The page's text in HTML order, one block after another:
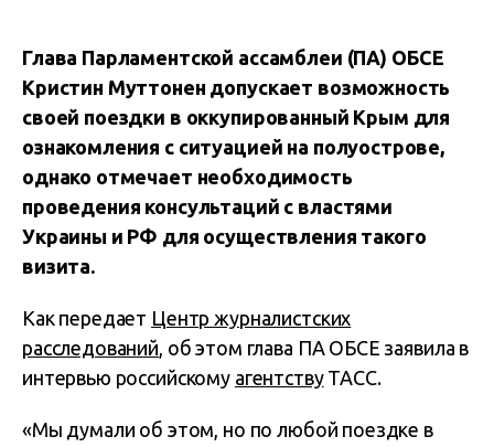
Глава Парламентской ассамблеи (ПА) ОБСЕ
Кристин Муттонен допускает возможность
своей поездки в оккупированный Крым для
ознакомления с ситуацией на полуострове,
однако отмечает необходимость
проведения консультаций с властями
Украины и РФ для осуществления такого
визита.
Как передает Центр журналистских
расследований, об этом глава ПА ОБСЕ заявила в
интервью российскому агентствуТАСС.
«Мы думали об этом, но по любой поездке в